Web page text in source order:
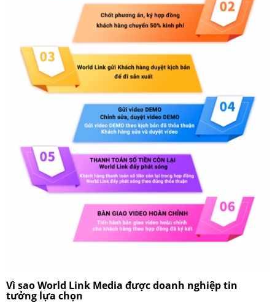
Vì sao World Link Media được doanh nghiệp tin
tưởng lựa chọn